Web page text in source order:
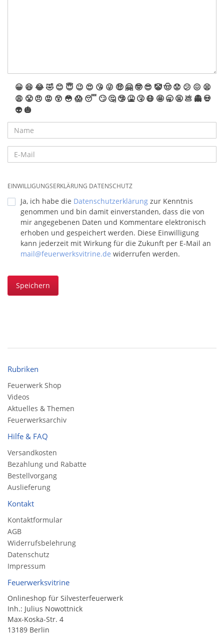
😀 😆 😂🤣 😊 😇 😉 😍 😘 😜 🤑 🤗 🤓 😎 🤡🤠 😟 😕 😖 😫
😩 😤 😠 😡 😲 😳 😱 😴 🙄 🤔 🤥 🤮 🤧 😷 🤩 🥱 🤬 💩 👻 💀
👽 🎃
EINWILLIGUNGSERKLÄRUNG DATENSCHUTZ
Ja, ich habe die Datenschutzerklärung zur Kenntnis
genommen und bin damit einverstanden, dass die von
mir angegebenen Daten und Kommentare elektronisch
erhoben und gespeichert werden. Diese Einwilligung
kann jederzeit mit Wirkung für die Zukunft per E-Mail an
mail@feuerwerksvitrine.de widerrufen werden.
Speichern
Rubriken
Feuerwerk Shop
Videos
Aktuelles & Themen
Feuerwerksarchiv
Hilfe & FAQ
Versandkosten
Bezahlung und Rabatte
Bestellvorgang
Auslieferung
Kontakt
Kontaktformular
AGB
Widerrufsbelehrung
Datenschutz
Impressum
Feuerwerksvitrine
Onlineshop für Silvesterfeuerwerk
Inh.: Julius Nowottnick
Max-Koska-Str. 4
13189 Berlin